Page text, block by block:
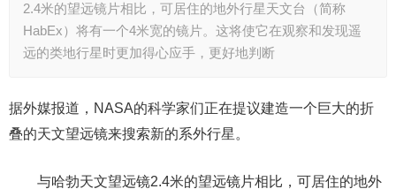
2.4米的望远镜片相比，可居住的地外行星天文台（简称
HabEx）将有一个4米宽的镜片。这将使它在观察和发现遥
远的类地行星时更加得心应手，更好地判断
据外媒报道，NASA的科学家们正在提议建造一个巨大的折
叠的天文望远镜来搜索新的系外行星。
与哈勃天文望远镜2.4米的望远镜片相比，可居住的地外